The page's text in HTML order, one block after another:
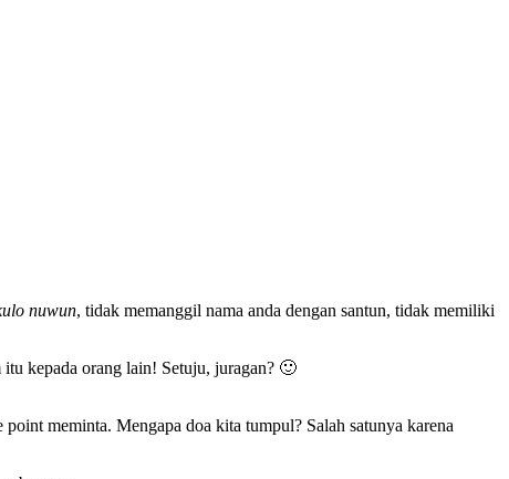
nuwun, tidak memanggil nama anda dengan santun, tidak memiliki
kepada orang lain! Setuju, juragan? 🙂
meminta. Mengapa doa kita tumpul? Salah satunya karena